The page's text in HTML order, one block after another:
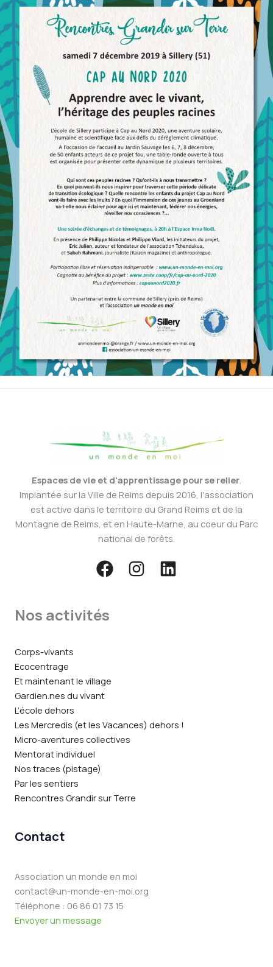
Espaces de vie et d'apprentissage pour se relier.
Implantée sur la Ville de Reims depuis 2016, l'association
est active dans le territoire du Grand Reims et de la
Montagne de Reims, et en Haute-Marne, au coeur du Parc
national de forêts.
Nos activités
Corps-vivants
Ecocentrage
Et maintenant le village
Gardien.nes du vivant
L’école dehors
Les Mercredis (et les Vacances) dehors !
Micro-aventures collectives
Mentorat individuel
Nos traces (pistage)
Par les sentiers
Rencontres Grandir sur Terre
Contact
Association un monde en moi
contact@un-monde-en-moi.org
Téléphone : 06 86 01 73 15
Envoyer un message